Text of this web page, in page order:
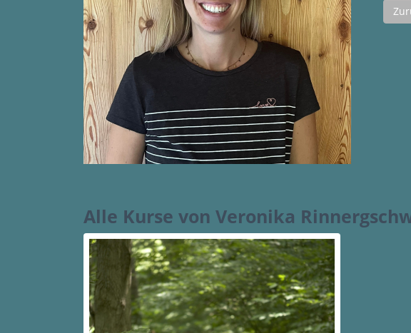
Alle Kurse von Veronika